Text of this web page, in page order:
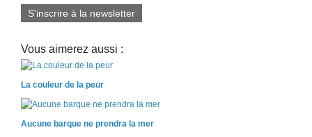
S'inscrire à la newsletter
Vous aimerez aussi :
La couleur de la peur
Aucune barque ne prendra la mer